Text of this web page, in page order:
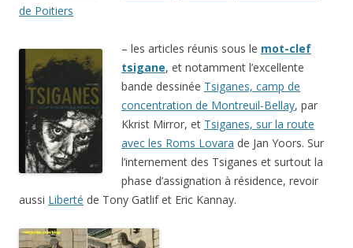
de Poitiers
– les articles réunis sous le mot-clef
tsigane, et notamment l’excellente
bande dessinée Tsiganes, camp de
concentration de Montreuil-Bellay, par
Kkrist Mirror, et Tsiganes, sur la route
avec les Roms Lovara de Jan Yoors. Sur
l’internement des Tsiganes et surtout la
phase d’assignation à résidence, revoir
aussi Liberté de Tony Gatlif et Eric Kannay.